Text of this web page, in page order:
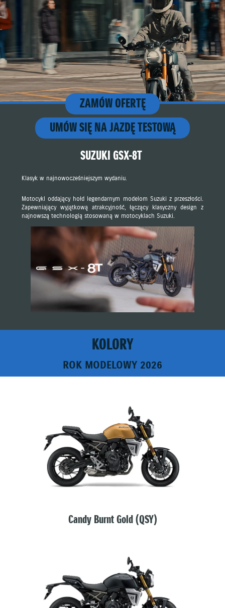
ZAMÓW OFERTĘ
UMÓW SIĘ NA JAZDĘ TESTOWĄ
SUZUKI GSX-8T
Klasyk w najnowocześniejszym wydaniu.
Motocykl oddający hołd legendarnym modelom Suzuki z przeszłości.
Zapewniający wyjątkową atrakcyjność, łączący klasyczny design z
najnowszą technologią stosowaną w motocyklach Suzuki.
KOLORY
ROK MODELOWY 2026
Candy Burnt Gold (QSY)